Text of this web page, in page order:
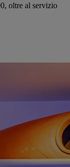
oltre al servizio